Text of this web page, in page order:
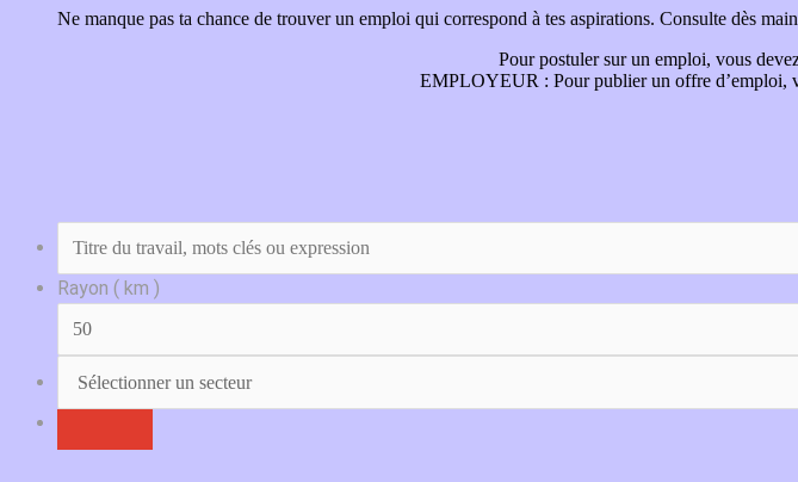
Ne manque pas ta chance de trouver un emploi qui correspond à tes aspirations. Consulte dès
Pour postuler sur un emploi, vous
EMPLOYEUR : Pour publier un offre d’emploi,
Rayon ( km )